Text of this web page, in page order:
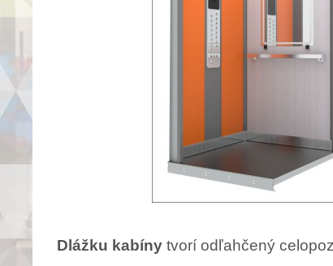
Dlážku kabíny tvorí odľahčený